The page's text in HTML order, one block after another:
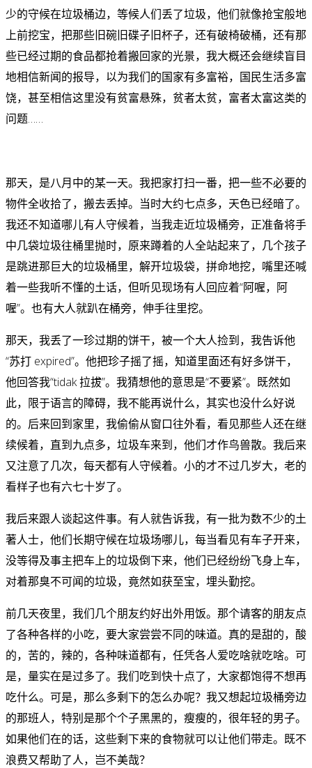
少的守候在垃圾桶边，等候人们丢了垃圾，他们就像抢宝般地
上前挖宝，把那些旧碗旧碟子旧杯子，还有破椅破桶，还有那
些已经过期的食品都抢着搬回家的光景，我大概还会继续盲目
地相信新闻的报导，以为我们的国家有多富裕，国民生活多富
饶，甚至相信这里没有贫富悬殊，贫者太贫，富者太富这类的
问题……
那天，是八月中的某一天。我把家打扫一番，把一些不必要的
物件全收拾了，搬去丢掉。当时大约七点多，天色已经暗了。
我还不知道哪儿有人守候着，当我走近垃圾桶旁，正准备将手
中几袋垃圾往桶里抛时，原来蹲着的人全站起来了，几个孩子
是跳进那巨大的垃圾桶里，解开垃圾袋，拼命地挖，嘴里还喊
着一些我听不懂的土话，但听见现场有人回应着“阿喔，阿
喔”。也有大人就趴在桶旁，伸手往里挖。
那天，我丢了一珍过期的饼干，被一个大人捡到，我告诉他
“苏打 expired”。他把珍子摇了摇，知道里面还有好多饼干，
他回答我“tidak 拉拔”。我猜想他的意思是“不要紧”。既然如
此，限于语言的障碍，我不能再说什么，其实也没什么好说
的。后来回到家里，我偷偷从窗口往外看，看见那些人还在继
续候着，直到九点多，垃圾车来到，他们才作鸟兽散。我后来
又注意了几次，每天都有人守候着。小的才不过几岁大，老的
看样子也有六七十岁了。
我后来跟人谈起这件事。有人就告诉我，有一批为数不少的土
著人士，他们长期守候在垃圾场哪儿，每当看见有车子开来，
没等得及事主把车上的垃圾倒下来，他们已经纷纷飞身上车，
对着那臭不可闻的垃圾，竟然如获至宝，埋头勤挖。
前几天夜里，我们几个朋友约好出外用饭。那个请客的朋友点
了各种各样的小吃，要大家尝尝不同的味道。真的是甜的，酸
的，苦的，辣的，各种味道都有，任凭各人爱吃啥就吃啥。可
是，量实在是过多了。我们吃到快十点了，大家都饱得不想再
吃什么。可是，那么多剩下的怎么办呢？我又想起垃圾桶旁边
的那班人，特别是那个个子黑黑的，瘦瘦的，很年轻的男子。
如果他们在的话，这些剩下来的食物就可以让他们带走。既不
浪费又帮助了人，岂不美哉？